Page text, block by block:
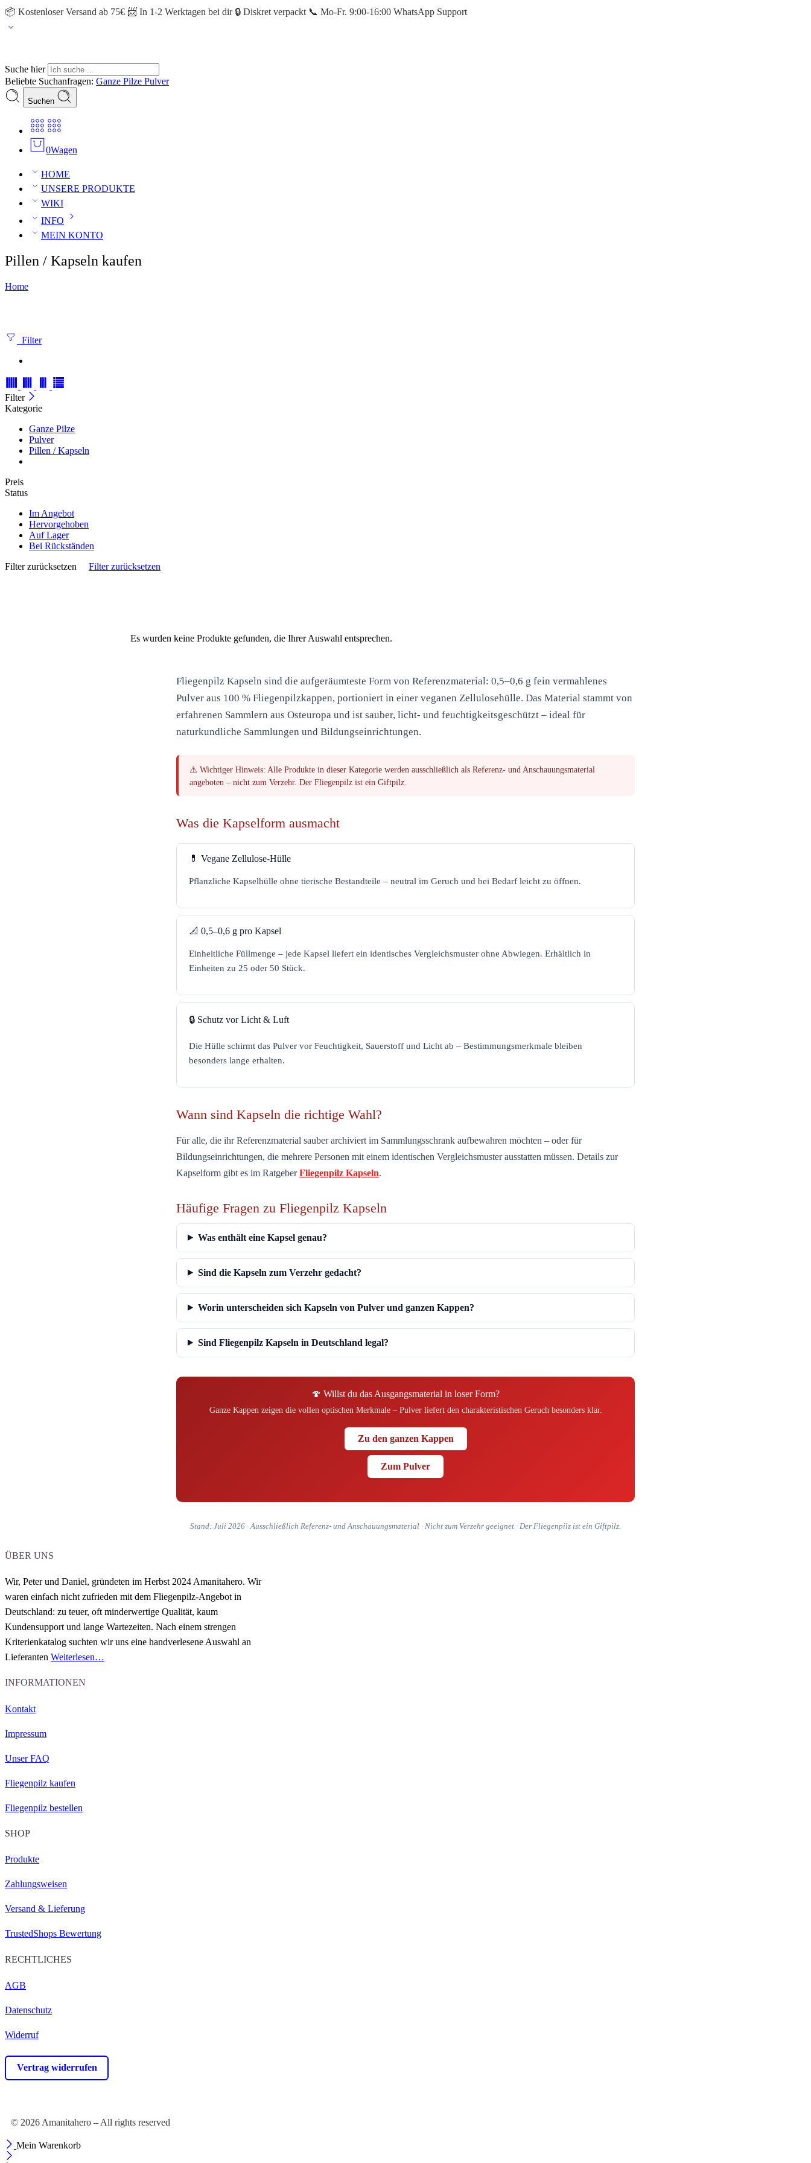
📦 Kostenloser Versand ab 75€ 📨 In 1-2 Werktagen bei dir 🔒 Diskret verpackt 📞 Mo-Fr. 9:00-16:00 WhatsApp Support
Suche hier
Beliebte Suchanfragen: Ganze Pilze Pulver
Suchen
0Wagen
HOME
UNSERE PRODUKTE
WIKI
INFO
MEIN KONTO
Pillen / Kapseln kaufen
Home
Filter
Filter
Kategorie
Ganze Pilze
Pulver
Pillen / Kapseln
Preis
Status
Im Angebot
Hervorgehoben
Auf Lager
Bei Rückständen
Filter zurücksetzen
Filter zurücksetzen
Es wurden keine Produkte gefunden, die Ihrer Auswahl entsprechen.
Fliegenpilz Kapseln sind die aufgeräumteste Form von Referenzmaterial: 0,5–0,6 g fein vermahlenes
Pulver aus 100 % Fliegenpilzkappen, portioniert in einer veganen Zellulosehülle. Das Material stammt von
erfahrenen Sammlern aus Osteuropa und ist sauber, licht- und feuchtigkeitsgeschützt – ideal für
naturkundliche Sammlungen und Bildungseinrichtungen.
⚠️ Wichtiger Hinweis: Alle Produkte in dieser Kategorie werden ausschließlich als Referenz- und Anschauungsmaterial
angeboten – nicht zum Verzehr. Der Fliegenpilz ist ein Giftpilz.
Was die Kapselform ausmacht
💊 Vegane Zellulose-Hülle
Pflanzliche Kapselhülle ohne tierische Bestandteile – neutral im Geruch und bei Bedarf leicht zu öffnen.
📐 0,5–0,6 g pro Kapsel
Einheitliche Füllmenge – jede Kapsel liefert ein identisches Vergleichsmuster ohne Abwiegen. Erhältlich in
Einheiten zu 25 oder 50 Stück.
🔒 Schutz vor Licht & Luft
Die Hülle schirmt das Pulver vor Feuchtigkeit, Sauerstoff und Licht ab – Bestimmungsmerkmale bleiben
besonders lange erhalten.
Wann sind Kapseln die richtige Wahl?
Für alle, die ihr Referenzmaterial sauber archiviert im Sammlungsschrank aufbewahren möchten – oder für
Bildungseinrichtungen, die mehrere Personen mit einem identischen Vergleichsmuster ausstatten müssen. Details zur
Kapselform gibt es im RatgeberFliegenpilz Kapseln.
Häufige Fragen zu Fliegenpilz Kapseln
Was enthält eine Kapsel genau?
Sind die Kapseln zum Verzehr gedacht?
Worin unterscheiden sich Kapseln von Pulver und ganzen Kappen?
Sind Fliegenpilz Kapseln in Deutschland legal?
🍄 Willst du das Ausgangsmaterial in loser Form?
Ganze Kappen zeigen die vollen optischen Merkmale – Pulver liefert den charakteristischen Geruch besonders klar.
Zu den ganzen Kappen
Zum Pulver
Stand: Juli 2026 · Ausschließlich Referenz- und Anschauungsmaterial · Nicht zum Verzehr geeignet · Der Fliegenpilz ist ein Giftpilz.
ÜBER UNS
Wir, Peter und Daniel, gründeten im Herbst 2024 Amanitahero. Wir
waren einfach nicht zufrieden mit dem Fliegenpilz-Angebot in
Deutschland: zu teuer, oft minderwertige Qualität, kaum
Kundensupport und lange Wartezeiten. Nach einem strengen
Kriterienkatalog suchten wir uns eine handverlesene Auswahl an
Lieferanten Weiterlesen…
INFORMATIONEN
Kontakt
Impressum
Unser FAQ
Fliegenpilz kaufen
Fliegenpilz bestellen
SHOP
Produkte
Zahlungsweisen
Versand & Lieferung
TrustedShops Bewertung
RECHTLICHES
AGB
Datenschutz
Widerruf
Vertrag widerrufen
© 2026 Amanitahero – All rights reserved
Mein Warenkorb